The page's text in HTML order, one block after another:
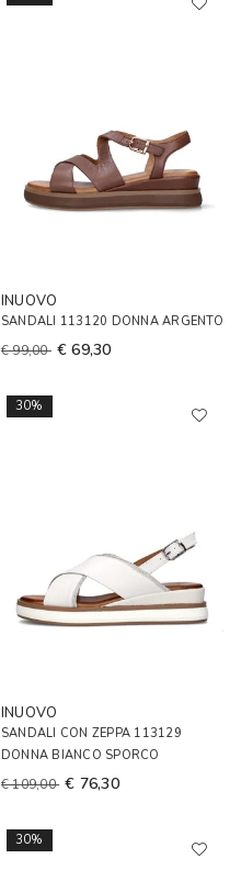
INUOVO
SANDALI 113120 DONNA ARGENTO
€ 99,00 € 69,30
30%
INUOVO
SANDALI CON ZEPPA 113129
DONNA BIANCO SPORCO
€ 109,00 € 76,30
30%